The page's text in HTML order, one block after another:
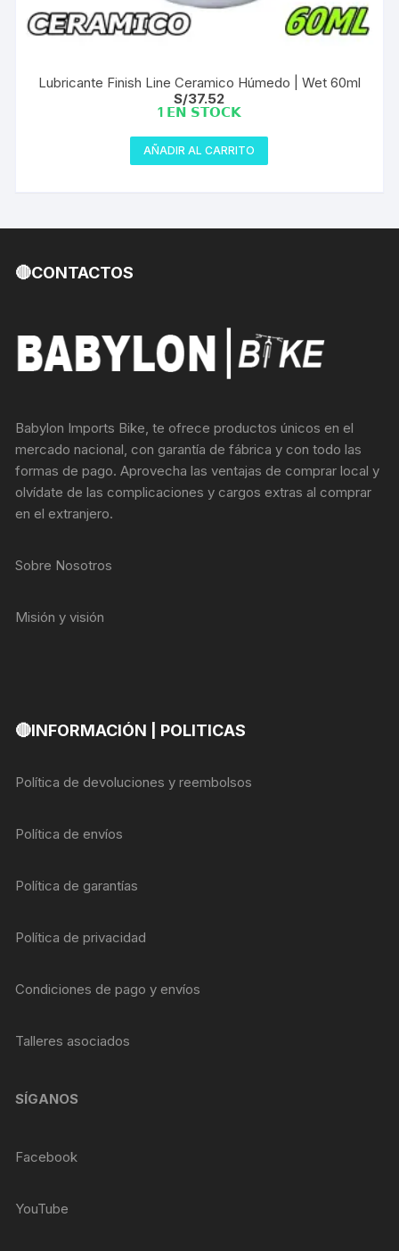
Lubricante Finish Line Ceramico Húmedo | Wet 60ml
S/37.52
1 𝗘𝗡 𝗦𝗧𝗢𝗖𝗞
AÑADIR AL CARRITO
🔴CONTACTOS
Babylon Imports Bike, te ofrece productos únicos en el
mercado nacional, con garantía de fábrica y con todo las
formas de pago. Aprovecha las ventajas de comprar local y
olvídate de las complicaciones y cargos extras al comprar
en el extranjero.
Sobre Nosotros
Misión y visión
🔴INFORMACIÓN | POLITICAS
Política de devoluciones y reembolsos
Política de envíos
Política de garantías
Política de privacidad
Condiciones de pago y envíos
Talleres asociados
SÍGANOS
Facebook
YouTube